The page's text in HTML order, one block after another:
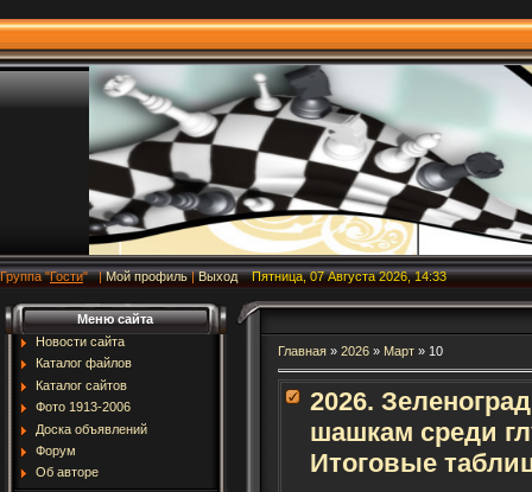
Группа"Гости" |Мой профиль |Выход Пятница, 07 Августа 2026, 14:33
Меню сайта
Новости сайта
Каталог файлов
Каталог сайтов
Фото 1913-2006
Доска объявлений
Форум
Об авторе
Главная » 2026 » Март » 10
2026.
шашкам среди
Итоговые